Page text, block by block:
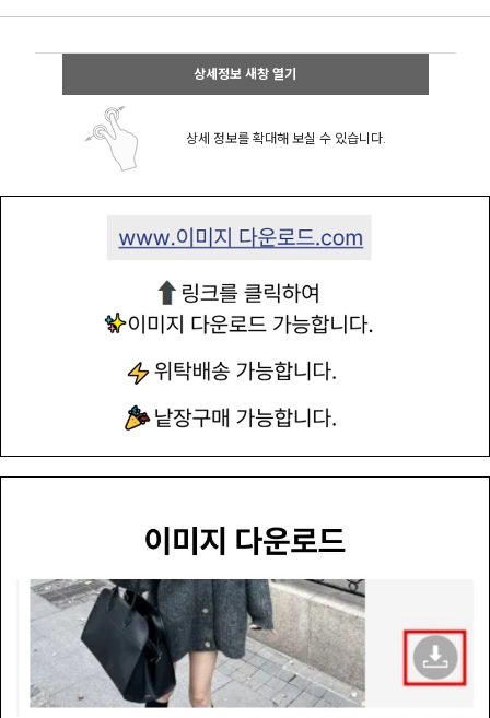
상세정보 새창 열기
상세 정보를 확대해 보실 수 있습니다.